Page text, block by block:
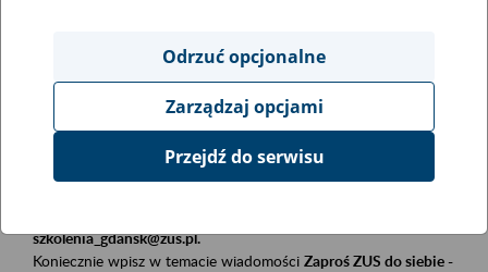
Obszar merytoryczny
Płatnicy, ubezpieczeni, świadczeniobiorcy
Opis wydarzenia
Szkolenie stacjonarne w siedzibie firmy, instytucji, urzędu.
szkolenia_gdansk@zus.pl.
Koniecznie wpisz w temacie wiadomości Zaproś ZUS do siebie -
Odrzuć opcjonalne
Zarządzaj opcjami
Przejdź do serwisu